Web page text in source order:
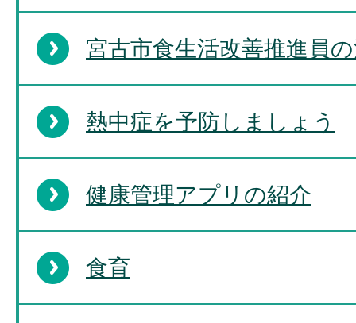
宮古市食生活改善推進員
熱中症を予防しましょう
健康管理アプリの紹介
食育